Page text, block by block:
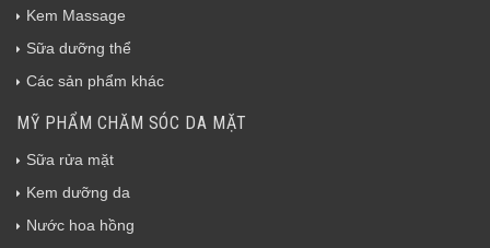
Kem Massage
Sữa dưỡng thể
Các sản phẩm khác
MỸ PHẨM CHĂM SÓC DA MẶT
Sữa rửa mặt
Kem dưỡng da
Nước hoa hồng